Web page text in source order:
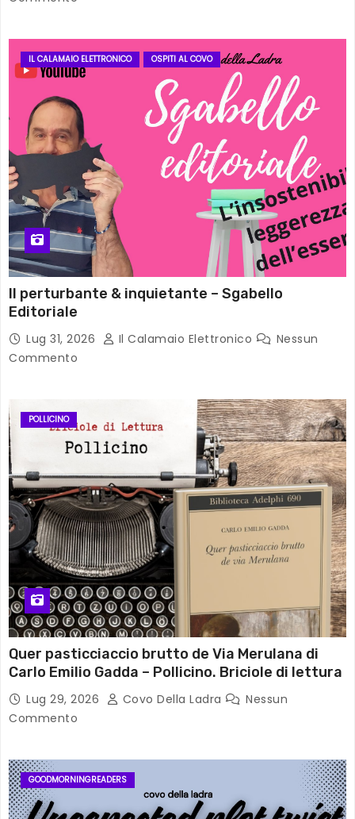
IL CALAMAIO ELETTRONICO OSPITI AL COVO
Il perturbante & inquietante – Sgabello
Editoriale
Lug 31, 2026 Il Calamaio Elettronico
Nessun
Commento
POLLICINO
Quer pasticciaccio brutto de Via Merulana di
Carlo Emilio Gadda – Pollicino. Briciole di lettura
Lug 29, 2026 Covo Della Ladra
Nessun
Commento
GOODMORNINGREADERS